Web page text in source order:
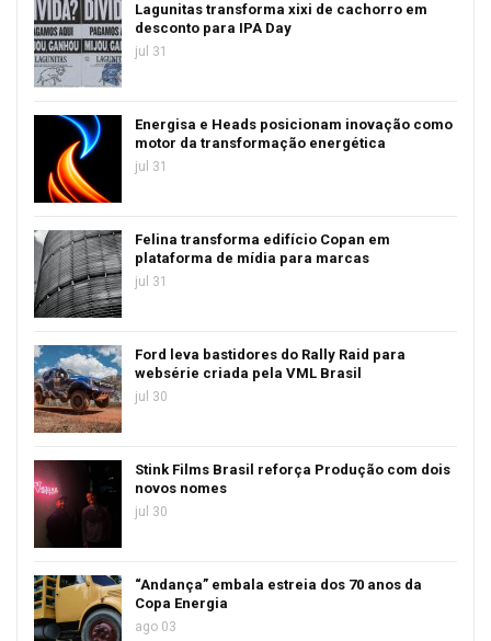
Lagunitas transforma xixi de cachorro em
desconto para IPA Day
jul 31
Energisa e Heads posicionam inovação como
motor da transformação energética
jul 31
Felina transforma edifício Copan em
plataforma de mídia para marcas
jul 31
Ford leva bastidores do Rally Raid para
websérie criada pela VML Brasil
jul 30
Stink Films Brasil reforça Produção com dois
novos nomes
jul 30
“Andança” embala estreia dos 70 anos da
Copa Energia
ago 03